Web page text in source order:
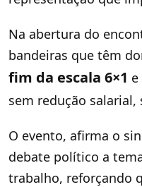
Na abertura do
bandeiras que têm
fim da escala 6×1 e
sem redução
O evento, afirma o
debate político a
trabalho, reforçando